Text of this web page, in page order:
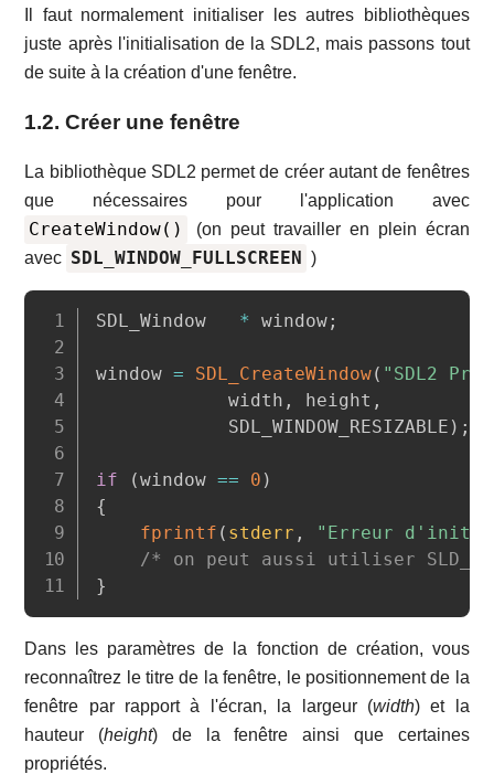
Il faut normalement initialiser les autres bibliothèques
juste après l'initialisation de la SDL2, mais passons tout
de suite à la création d'une fenêtre.
1.2. Créer une fenêtre
La bibliothèque SDL2 permet de créer autant de fenêtres
que nécessaires pour l'application avec
CreateWindow()
(on peut travailler en plein écran
avec SDL_WINDOW_FULLSCREEN )
SDL_Window * window;
window = SDL_CreateWindow( "SDL2
            width
, height ,
            SDL_WINDOW_RESIZABLE
) ;
if (window == 0 )
{
fprintf ( stderr ,
"Erreur
/* on peut aussi utiliser
}
Dans les paramètres de la fonction de création, vous
reconnaîtrez le titre de la fenêtre, le positionnement de la
fenêtre par rapport à l'écran, la largeur (width) et la
hauteur (height) de la fenêtre ainsi que certaines
propriétés.